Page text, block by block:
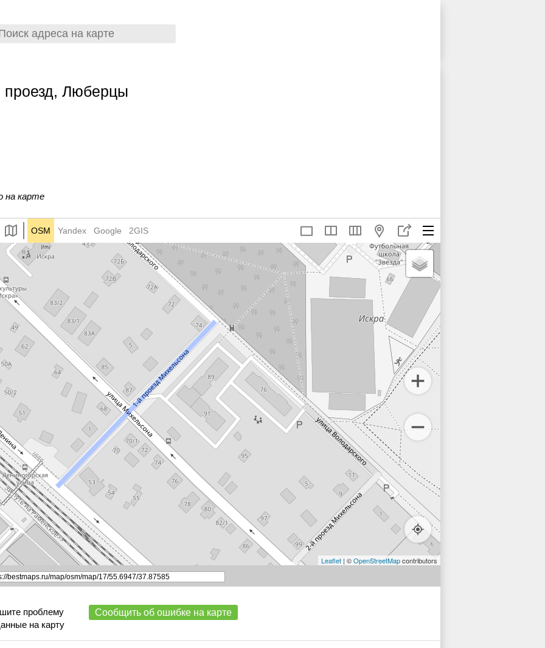
проезд, Люберцы
на карте
OSM Yandex Google 2GIS
Leaflet | ©OpenStreetMapcontributors
проблему
на карту
Сообщить об ошибке на карте